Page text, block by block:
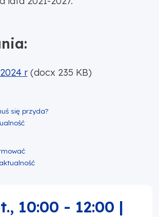
r(docx 235 KB)
zawartość na Facebook
zawartość na Twitter
, 10:00 - 12:00 |